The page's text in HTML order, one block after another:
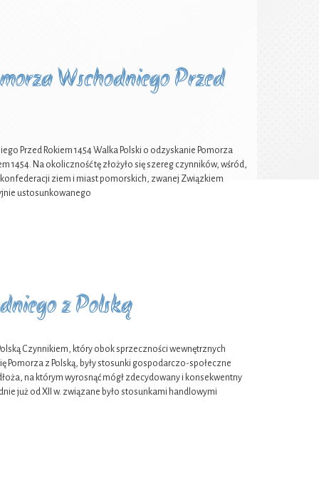
Wschodniego Przed
Przed Rokiem 1454 Walka Polski o odzyskanie Pomorza
Na okoliczność tę złożyło się szereg czynników, wśród,
ziem i miast pomorskich, zwanej Związkiem
ustosunkowanego
z Polską
Czynnikiem, który obok sprzeczności wewnętrznych
Pomorza z Polską, były stosunki gospodarczo-społeczne
na którym wyrosnąć mógł zdecydowany i konsekwentny
już od XII w. związane było stosunkami handlowymi